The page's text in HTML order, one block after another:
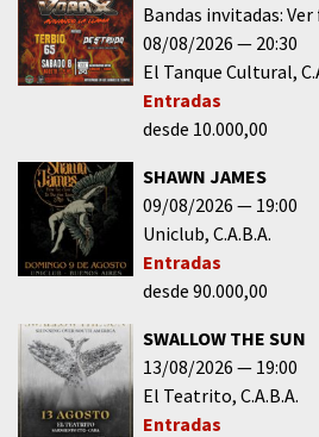
Bandas invitadas:
08/08/2026
20:30
El Tanque Cultural
Entradas
desde 10.000,00
SHAWN JAMES
09/08/2026
19:00
Uniclub C.A.B.A.
Entradas
desde 90.000,00
SWALLOW THE SUN
13/08/2026
19:00
El Teatrito C.A.B.A.
Entradas